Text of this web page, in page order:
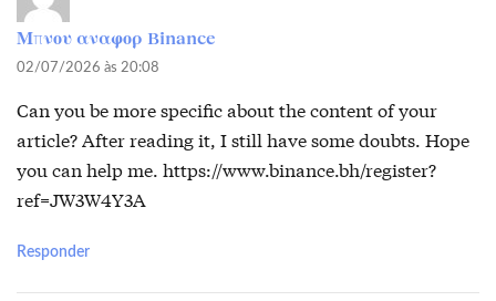
Μπνου αναφορ Binance
02/07/2026 às 20:08
Can you be more specific about the content of your
article? After reading it, I still have some doubts. Hope
you can help me. https://www.binance.bh/register?
ref=JW3W4Y3A
Responder